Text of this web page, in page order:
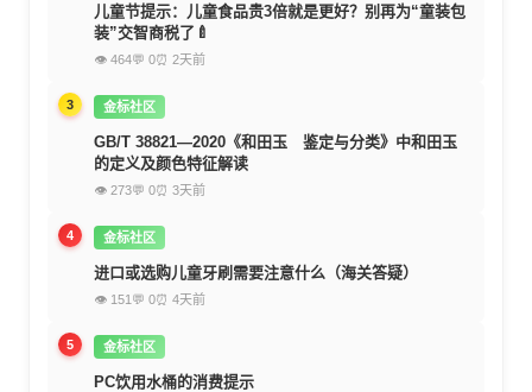
儿童节提示：儿童食品贵3倍就是更好？别再为“童装包
装”交智商税了🍼
👁 464💬 0⏰ 2天前
3 金标社区
GB/T 38821—2020《和田玉 鉴定与分类》中和田玉
的定义及颜色特征解读
👁 273💬 0⏰ 3天前
4 金标社区
进口或选购儿童牙刷需要注意什么（海关答疑）
👁 151 💬 0⏰ 4天前
5 金标社区
PC饮用水桶的消费提示